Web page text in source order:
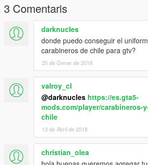
3 Comentaris
darknucles
donde puedo conseguir el
carabineros de chile para gtv?
25 de Gener de 2018
valroy_cl
@darknucles https://es.gta5-
mods.com/player/carabineros-
chile
13 de Abril de 2018
christian_olea